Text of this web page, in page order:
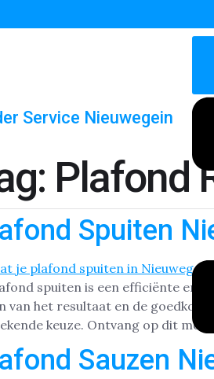
Service Nieuwegein
Plafond
Spuiten
spuiten is een efficiënte en
van het resultaat en de
keuze. Ontvang op dit
Sauzen